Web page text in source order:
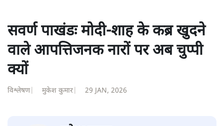
'समकाल' पाक्षिक समाचार पत्रिका का क़रीब एक वर्ष प्रकाशन किया
।
शीतल पी. सिंहकी और स्टोरी पढ़ें